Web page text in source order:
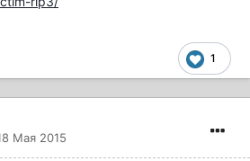
1
Мая 2015